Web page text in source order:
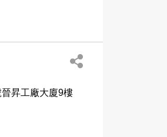
昇工廠大廈9樓